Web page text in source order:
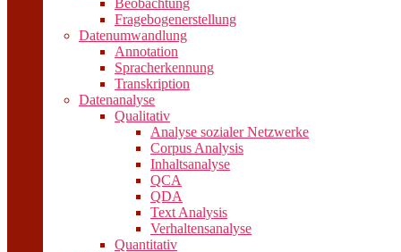
Beobachtung
Fragebogenerstellung
Datenumwandlung
Annotation
Spracherkennung
Transkription
Datenanalyse
Qualitativ
Analyse sozialer Netzwerke
Corpus Analysis
Inhaltsanalyse
QCA
QDA
Text Analysis
Verhaltensanalyse
Quantitativ